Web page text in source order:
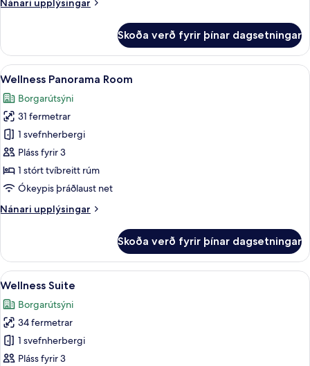
Nánari upplýsingar
Room
Skoða verð fyrir þínar dagsetningar
Skoða
allar
myndir
fyrir
Wellness
Panorama
Room
Wellness Panorama Room |
6
Wellness Panorama Room
Borgarútsýni
31 fermetrar
1 svefnherbergi
Pláss fyrir 3
1 stórt tvíbreitt rúm
Ókeypis þráðlaust net
Nánari upplýsingar
Nánari
Panorama
Room
Skoða verð fyrir þínar dagsetningar
Skoða
allar
myndir
fyrir
Wellness
Suite
Wellness Suite | Öryggishólf í
4
Wellness Suite
Borgarútsýni
34 fermetrar
1 svefnherbergi
Pláss fyrir 3